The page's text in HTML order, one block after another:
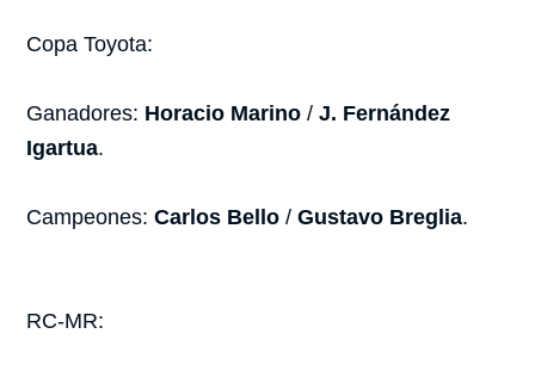
Copa Toyota:
Ganadores: Horacio Marino /J. Fernández
Igartua.
Campeones:Carlos Bello /Gustavo Breglia.
RC-MR: